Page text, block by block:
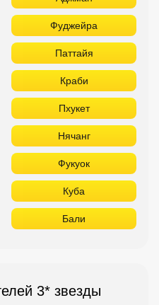
Фуджейра
Паттайя
Краби
Пхукет
Нячанг
Фукуок
Куба
Бали
3* звезды